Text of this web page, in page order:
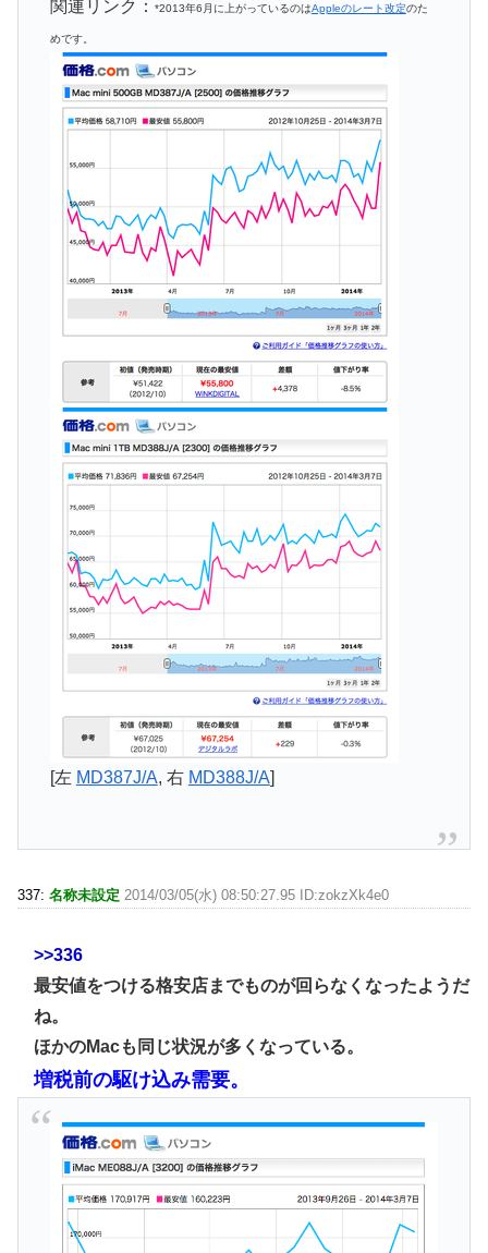
関連リンク： *2013年6月に上がっているのはAppleのレート改定のた
めです。
[左 MD387J/A, 右 MD388J/A]
337: 名称未設定 2014/03/05(水) 08:50:27.95 ID:zokzXk4e0
>>336
最安値をつける格安店までものが回らなくなったようだ
ね。
ほかのMacも同じ状況が多くなっている。
増税前の駆け込み需要。